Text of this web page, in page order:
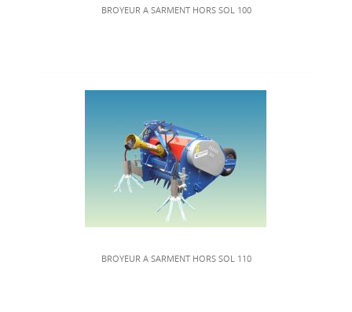
BROYEUR A SARMENT HORS SOL 100
BROYEUR A SARMENT HORS SOL 110